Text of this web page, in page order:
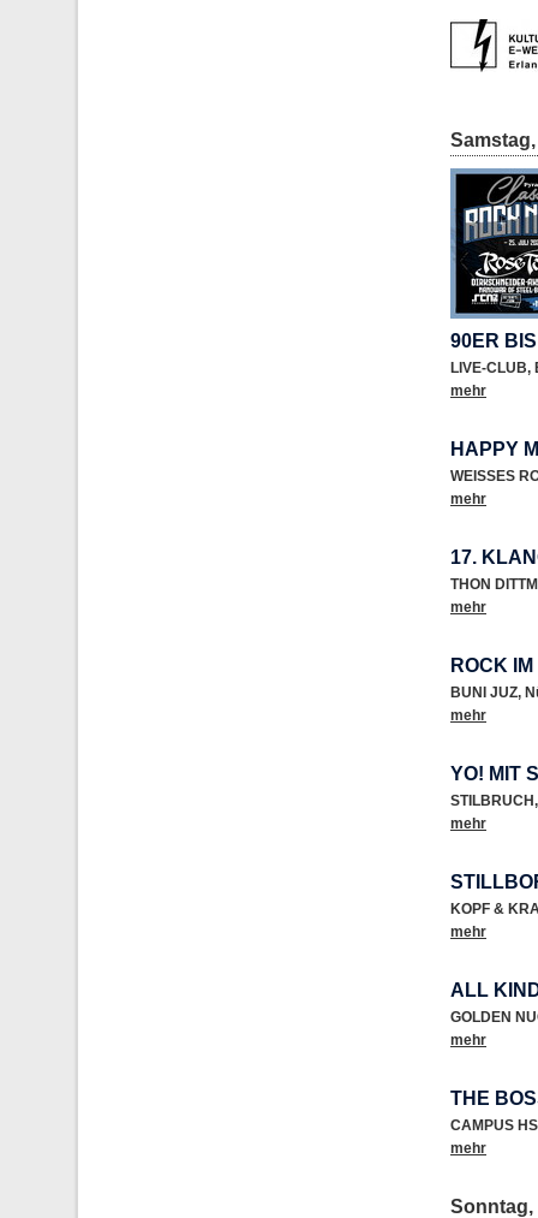
90ER
LIVE-CLUB,
mehr
HAPPY
WEISSES
mehr
17.
THON
mehr
ROCK
BUNI JUZ,
mehr
YO! MIT
STILBRUCH,
mehr
KOPF &
mehr
ALL
GOLDEN
mehr
THE
CAMPUS HS
mehr
Sonntag,